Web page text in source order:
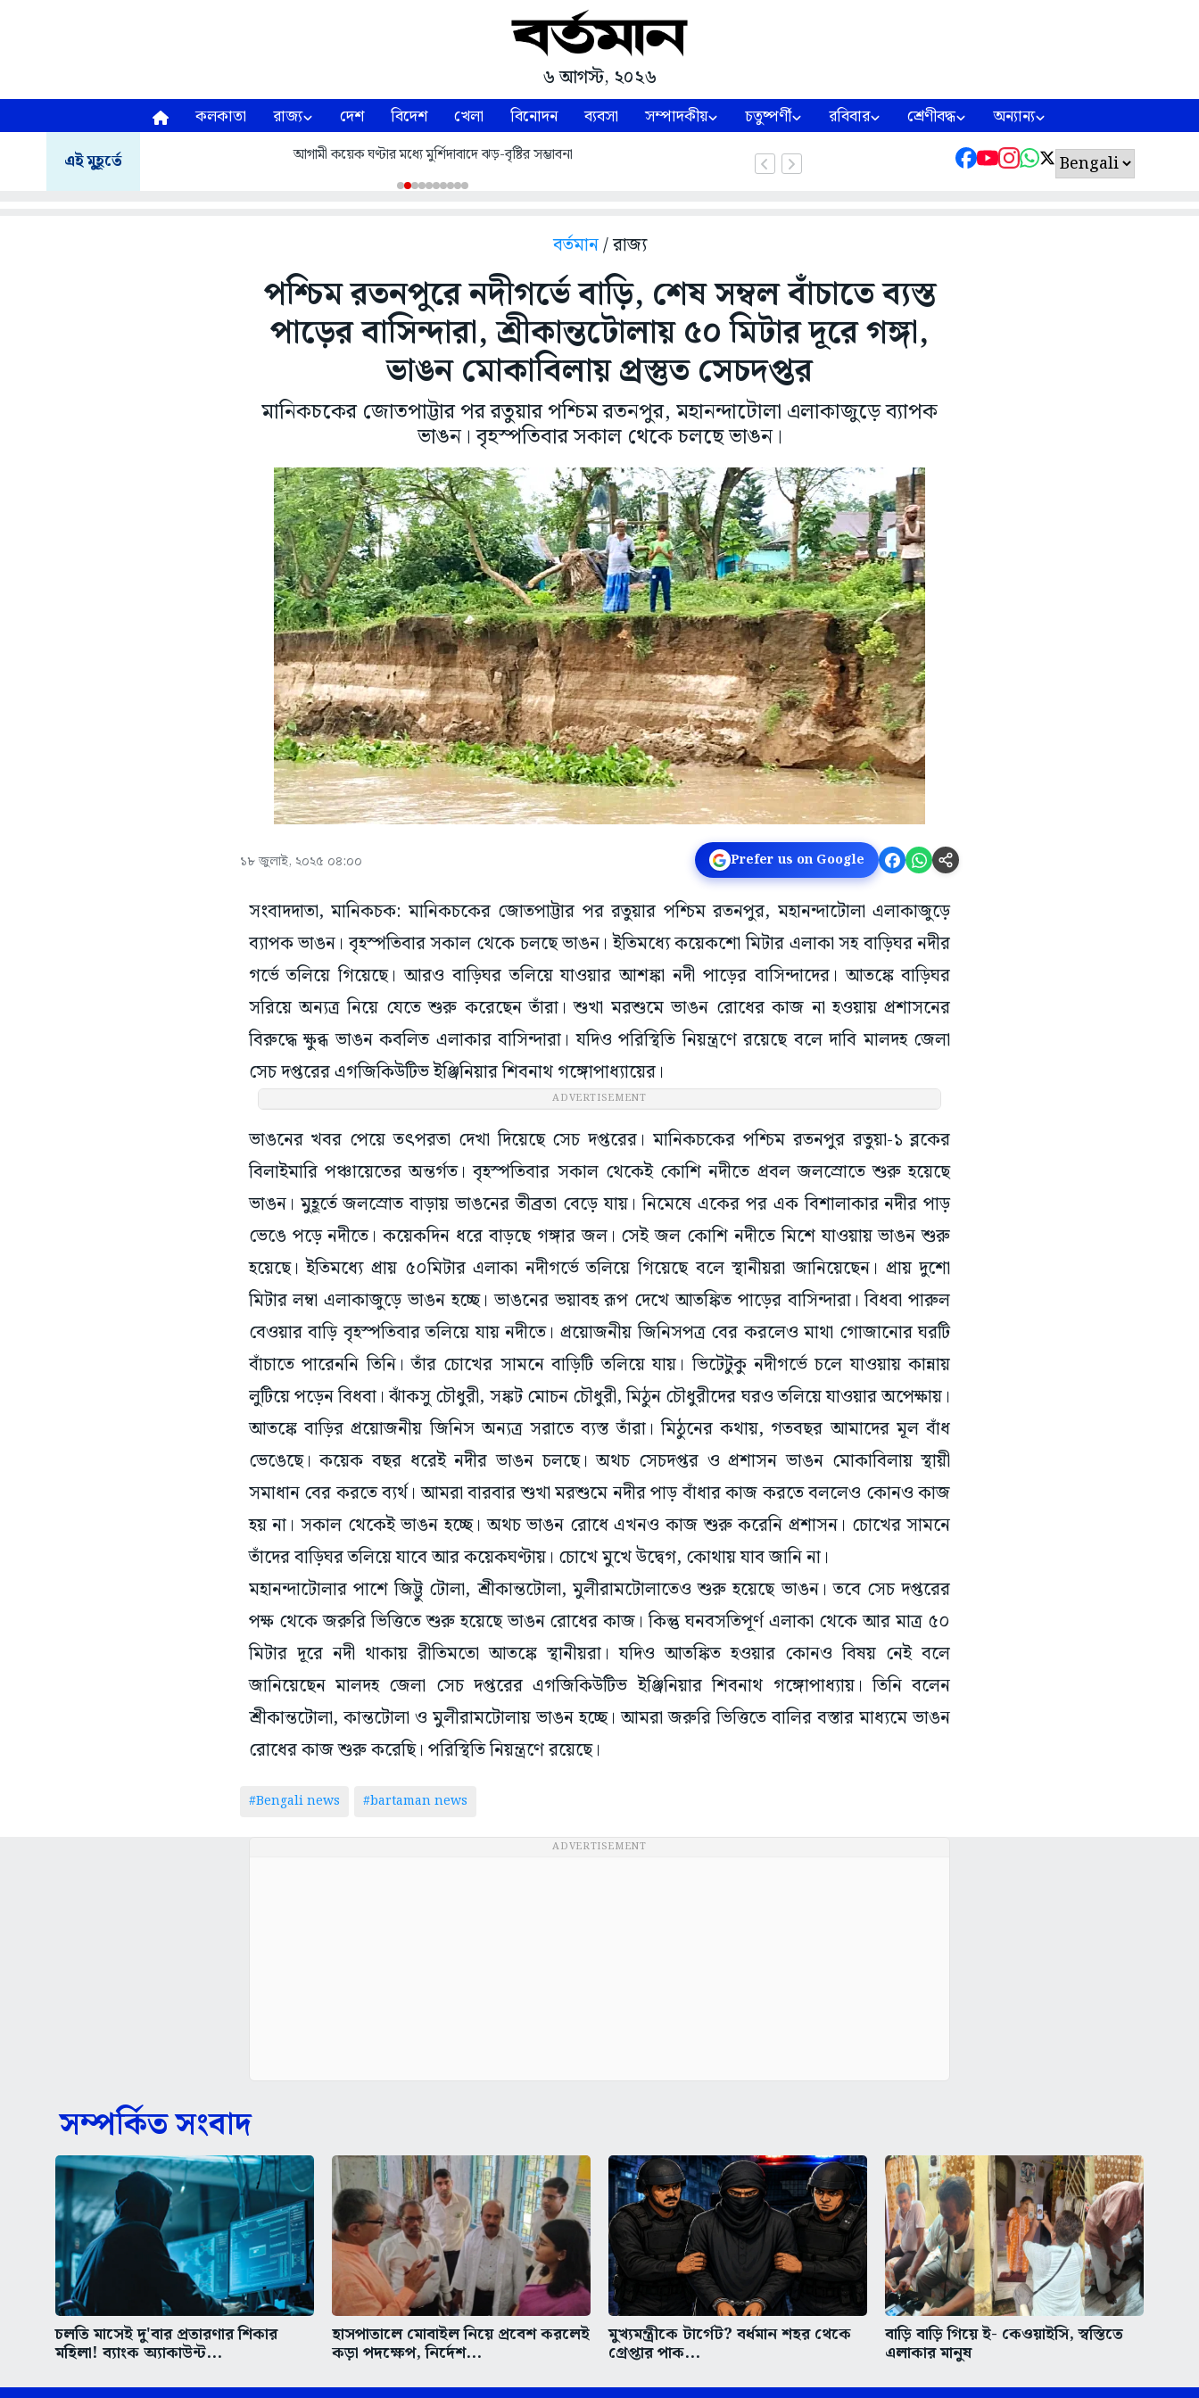
৬ আগস্ট, ২০২৬
কলকাতা রাজ্য দেশ বিদেশ খেলা বিনোদন ব্যবসা সম্পাদকীয় চতুষ্পর্ণী রবিবার শ্রেণীবদ্ধ অন্যান্য
এই মুহূর্তে আগামী কয়েক ঘণ্টার মধ্যে মুর্শিদাবাদে ঝড়-বৃষ্টির সম্ভাবনা
বর্তমান/ রাজ্য
পশ্চিম রতনপুরে নদীগর্ভে বাড়ি, শেষ সম্বল বাঁচাতে ব্যস্ত
পাড়ের বাসিন্দারা, শ্রীকান্তটোলায় ৫০ মিটার দূরে গঙ্গা,
ভাঙন মোকাবিলায় প্রস্তুত সেচদপ্তর
মানিকচকের জোতপাট্টার পর রতুয়ার পশ্চিম রতনপুর, মহানন্দাটোলা এলাকাজুড়ে ব্যাপক
ভাঙন। বৃহস্পতিবার সকাল থেকে চলছে ভাঙন।
১৮ জুলাই, ২০২৫ ০৪:০০ Prefer us on Google
সংবাদদাতা, মানিকচক: মানিকচকের জোতপাট্টার পর রতুয়ার পশ্চিম রতনপুর, মহানন্দাটোলা এলাকাজুড়ে
ব্যাপক ভাঙন। বৃহস্পতিবার সকাল থেকে চলছে ভাঙন। ইতিমধ্যে কয়েকশো মিটার এলাকা সহ বাড়িঘর নদীর
গর্ভে তলিয়ে গিয়েছে। আরও বাড়িঘর তলিয়ে যাওয়ার আশঙ্কা নদী পাড়ের বাসিন্দাদের। আতঙ্কে বাড়িঘর
সরিয়ে অন্যত্র নিয়ে যেতে শুরু করেছেন তাঁরা। শুখা মরশুমে ভাঙন রোধের কাজ না হওয়ায় প্রশাসনের
বিরুদ্ধে ক্ষুব্ধ ভাঙন কবলিত এলাকার বাসিন্দারা। যদিও পরিস্থিতি নিয়ন্ত্রণে রয়েছে বলে দাবি মালদহ জেলা
সেচ দপ্তরের এগজিকিউটিভ ইঞ্জিনিয়ার শিবনাথ গঙ্গোপাধ্যায়ের।
ADVERTISEMENT
ভাঙনের খবর পেয়ে তৎপরতা দেখা দিয়েছে সেচ দপ্তরের। মানিকচকের পশ্চিম রতনপুর রতুয়া-১ ব্লকের
বিলাইমারি পঞ্চায়েতের অন্তর্গত। বৃহস্পতিবার সকাল থেকেই কোশি নদীতে প্রবল জলস্রোতে শুরু হয়েছে
ভাঙন। মুহূর্তে জলস্রোত বাড়ায় ভাঙনের তীব্রতা বেড়ে যায়। নিমেষে একের পর এক বিশালাকার নদীর পাড়
ভেঙে পড়ে নদীতে। কয়েকদিন ধরে বাড়ছে গঙ্গার জল। সেই জল কোশি নদীতে মিশে যাওয়ায় ভাঙন শুরু
হয়েছে। ইতিমধ্যে প্রায় ৫০মিটার এলাকা নদীগর্ভে তলিয়ে গিয়েছে বলে স্থানীয়রা জানিয়েছেন। প্রায় দুশো
মিটার লম্বা এলাকাজুড়ে ভাঙন হচ্ছে। ভাঙনের ভয়াবহ রূপ দেখে আতঙ্কিত পাড়ের বাসিন্দারা। বিধবা পারুল
বেওয়ার বাড়ি বৃহস্পতিবার তলিয়ে যায় নদীতে। প্রয়োজনীয় জিনিসপত্র বের করলেও মাথা গোজানোর ঘরটি
বাঁচাতে পারেননি তিনি। তাঁর চোখের সামনে বাড়িটি তলিয়ে যায়। ভিটেটুকু নদীগর্ভে চলে যাওয়ায় কান্নায়
লুটিয়ে পড়েন বিধবা। ঝাঁকসু চৌধুরী, সঙ্কট মোচন চৌধুরী, মিঠুন চৌধুরীদের ঘরও তলিয়ে যাওয়ার অপেক্ষায়।
আতঙ্কে বাড়ির প্রয়োজনীয় জিনিস অন্যত্র সরাতে ব্যস্ত তাঁরা। মিঠুনের কথায়, গতবছর আমাদের মূল বাঁধ
ভেঙেছে। কয়েক বছর ধরেই নদীর ভাঙন চলছে। অথচ সেচদপ্তর ও প্রশাসন ভাঙন মোকাবিলায় স্থায়ী
সমাধান বের করতে ব্যর্থ। আমরা বারবার শুখা মরশুমে নদীর পাড় বাঁধার কাজ করতে বললেও কোনও কাজ
হয় না। সকাল থেকেই ভাঙন হচ্ছে। অথচ ভাঙন রোধে এখনও কাজ শুরু করেনি প্রশাসন। চোখের সামনে
তাঁদের বাড়িঘর তলিয়ে যাবে আর কয়েকঘণ্টায়। চোখে মুখে উদ্বেগ, কোথায় যাব জানি না।
মহানন্দাটোলার পাশে জিট্টু টোলা, শ্রীকান্তটোলা, মুলীরামটোলাতেও শুরু হয়েছে ভাঙন। তবে সেচ দপ্তরের
পক্ষ থেকে জরুরি ভিত্তিতে শুরু হয়েছে ভাঙন রোধের কাজ। কিন্তু ঘনবসতিপূর্ণ এলাকা থেকে আর মাত্র ৫০
মিটার দূরে নদী থাকায় রীতিমতো আতঙ্কে স্থানীয়রা। যদিও আতঙ্কিত হওয়ার কোনও বিষয় নেই বলে
জানিয়েছেন মালদহ জেলা সেচ দপ্তরের এগজিকিউটিভ ইঞ্জিনিয়ার শিবনাথ গঙ্গোপাধ্যায়। তিনি বলেন
শ্রীকান্তটোলা, কান্তটোলা ও মুলীরামটোলায় ভাঙন হচ্ছে। আমরা জরুরি ভিত্তিতে বালির বস্তার মাধ্যমে ভাঙন
রোধের কাজ শুরু করেছি। পরিস্থিতি নিয়ন্ত্রণে রয়েছে।
#Bengali news #bartaman news
ADVERTISEMENT
সম্পর্কিত সংবাদ
চলতি মাসেই দু'বার প্রতারণার শিকার
মহিলা! ব্যাংক অ্যাকাউন্ট...
হাসপাতালে মোবাইল নিয়ে প্রবেশ করলেই
কড়া পদক্ষেপ, নির্দেশ...
মুখ্যমন্ত্রীকে টার্গেট? বর্ধমান শহর থেকে
গ্রেপ্তার পাক...
বাড়ি বাড়ি গিয়ে ই- কেওয়াইসি, স্বস্তিতে
এলাকার মানুষ